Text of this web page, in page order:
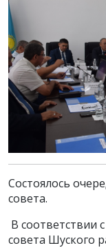
Состоялось
совета.
В соответствии
совета Шуского